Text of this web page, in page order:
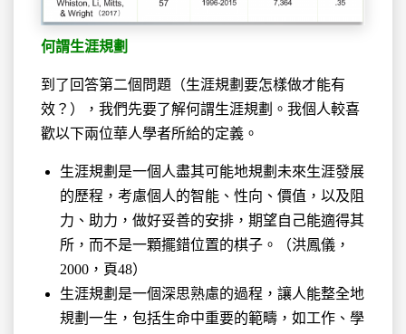
何謂生涯規劃
到了回答第二個問題（生涯規劃要怎樣做才能有
效？），我們先要了解何謂生涯規劃。我個人較喜
歡以下兩位華人學者所給的定義。
生涯規劃是一個人盡其可能地規劃未來生涯發展
的歷程，考慮個人的智能、性向、價值，以及阻
力、助力，做好妥善的安排，期望自己能適得其
所，而不是一顆擺錯位置的棋子。（洪鳳儀，
2000，頁48）
生涯規劃是一個深思熟慮的過程，讓人能整全地
規劃一生，包括生命中重要的範疇，如工作、學